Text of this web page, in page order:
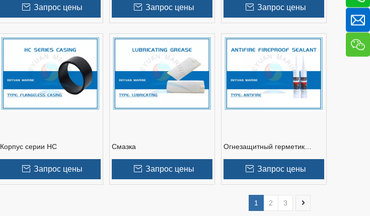
Запрос цены Запрос цены Запрос цены
Корпус серии HC
Запрос цены
Смазка
Запрос цены
Огнезащитный герметик
Запрос цены
1 2 3